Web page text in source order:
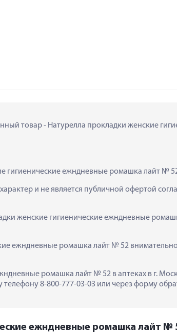
товар - Натурелла прокладки женские
гигиенические ежндневные ромашка лайт №
и не является публичной офертой
женские гигиенические ежндневные
ежндневные ромашка лайт № 52
ромашка лайт № 52 в аптеках в г.
8-800-777-03-03 или через форму
ежндневные ромашка лайт №